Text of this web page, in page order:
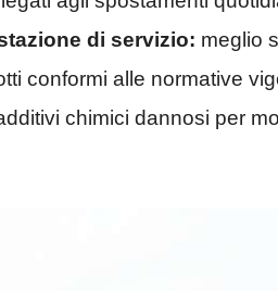
di servizio: meglio
conformi alle normative
chimici dannosi per